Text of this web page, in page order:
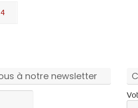
4
à notre newsletter